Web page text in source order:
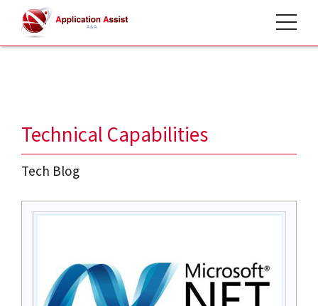
toggle
HOME>Tech Blog>
Technical Capabilities
Tech Blog